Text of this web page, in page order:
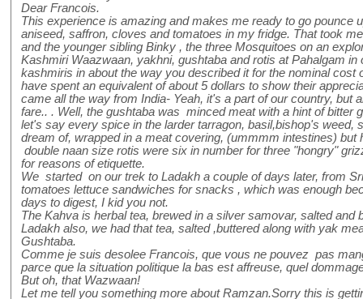
Dear Francois.
This experience is amazing and makes me ready to go pounce
aniseed, saffron, cloves and tomatoes in my fridge. That took
and the younger sibling Binky , the three Mosquitoes on an
Kashmiri Waazwaan, yakhni, gushtaba and rotis at Pahalgam
kashmiris in about the way you described it for the nominal cost
have spent an equivalent of about 5 dollars to show their
came all the way from India- Yeah, it's a part of our country, but
fare.. . Well, the gushtaba was minced meat with a hint of bitter
let's say every spice in the larder tarragon, basil,bishop's weed,
dream of, wrapped in a meat covering, (ummmm intestines) but
double naan size rotis were six in number for three "hongry"
for reasons of etiquette.
We started on our trek to Ladakh a couple of days later, from
tomatoes lettuce sandwiches for snacks , which was enough
days to digest, I kid you not.
The Kahva is herbal tea, brewed in a silver samovar, salted and
Ladakh also, we had that tea, salted ,buttered along with yak
Gushtaba.
Comme je suis desolee Francois, que vous ne pouvez pas
parce que la situation politique la bas est affreuse, quel
But oh, that Wazwaan!
Let me tell you something more about Ramzan.Sorry this is